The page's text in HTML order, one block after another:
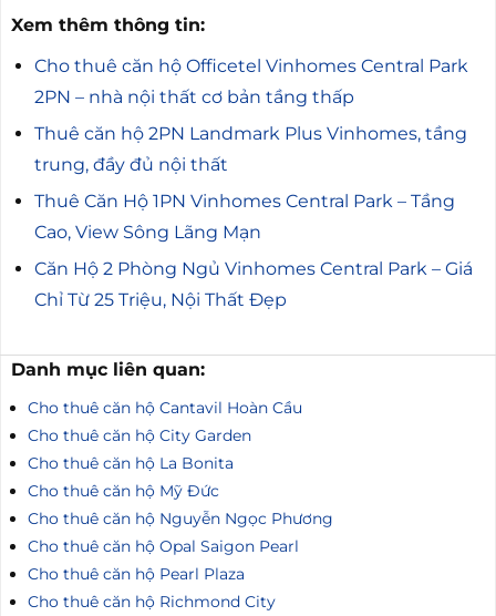
Xem thêm thông tin:
Cho thuê căn hộ Officetel Vinhomes Central Park
2PN – nhà nội thất cơ bản tầng thấp
Thuê căn hộ 2PN Landmark Plus Vinhomes, tầng
trung, đầy đủ nội thất
Thuê Căn Hộ 1PN Vinhomes Central Park – Tầng
Cao, View Sông Lãng Mạn
Căn Hộ 2 Phòng Ngủ Vinhomes Central Park – Giá
Chỉ Từ 25 Triệu, Nội Thất Đẹp
Danh mục liên quan:
Cho thuê căn hộ Cantavil Hoàn Cầu
Cho thuê căn hộ City Garden
Cho thuê căn hộ La Bonita
Cho thuê căn hộ Mỹ Đức
Cho thuê căn hộ Nguyễn Ngọc Phương
Cho thuê căn hộ Opal Saigon Pearl
Cho thuê căn hộ Pearl Plaza
Cho thuê căn hộ Richmond City